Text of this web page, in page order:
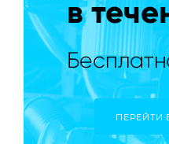
ПЕРЕЙТИ